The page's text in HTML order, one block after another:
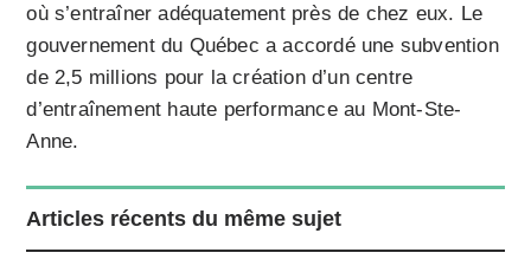
où s’entraîner adéquatement près de chez eux. Le
gouvernement du Québec a accordé une subvention
de 2,5 millions pour la création d’un centre
d’entraînement haute performance au Mont-Ste-
Anne.
Articles récents du même sujet